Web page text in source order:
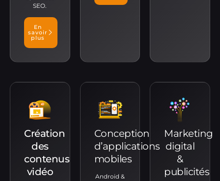
SEO.
En
savoir
plus
Création
des
contenus
vidéo
Conception
d’applications
mobiles
Android &
Marketing
digital
&
publicités